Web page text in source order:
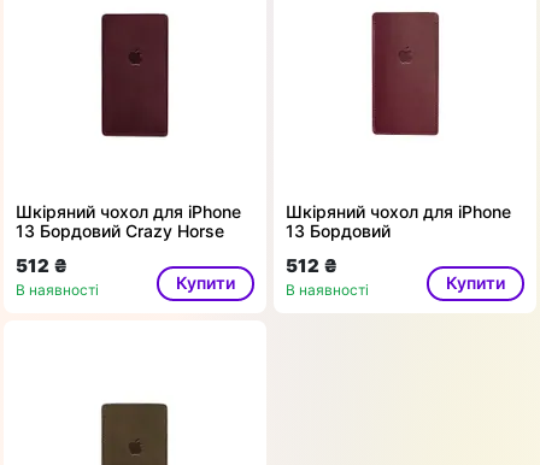
Шкіряний чохол для iPhone
13 Бордовий Crazy Horse
512 ₴
В наявності Купити
Шкіряний чохол для iPhone
13 Бордовий
512 ₴
В наявності Купити